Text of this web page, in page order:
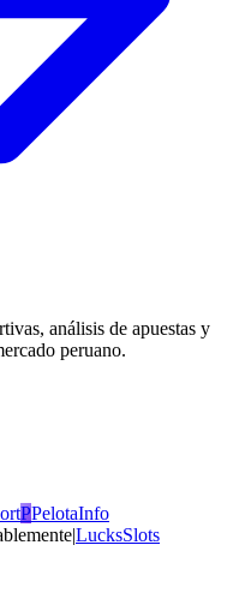
análisis de apuestas y
peruano.
PPelotaInfo
|LucksSlots